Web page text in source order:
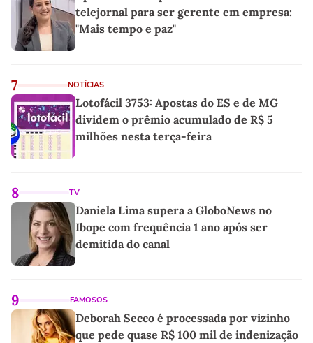
telejornal para ser gerente em empresa:
"Mais tempo e paz"
7 NOTÍCIAS
Lotofácil 3753: Apostas do ES e de MG
dividem o prêmio acumulado de R$ 5
milhões nesta terça-feira
8 TV
Daniela Lima supera a GloboNews no
Ibope com frequência 1 ano após ser
demitida do canal
9 FAMOSOS
Deborah Secco é processada por vizinho
que pede quase R$ 100 mil de indenização